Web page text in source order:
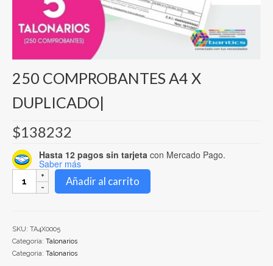
250 COMPROBANTES A4 X
DUPLICADO|
$138232
Hasta 12 pagos sin tarjeta con Mercado Pago.
Saber más
COMPROBANTES
cantidad
Añadir al carrito
SKU: TA4X0005
Categoría: Talonarios
Categoria: Talonarios